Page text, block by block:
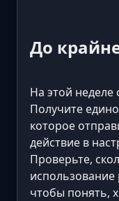
До
На этой неделе
Получите
которое
действие в
Проверьте,
использование
чтобы понять,